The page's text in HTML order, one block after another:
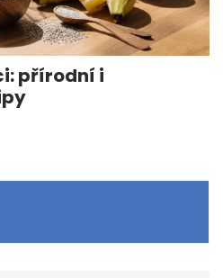
přírodní i